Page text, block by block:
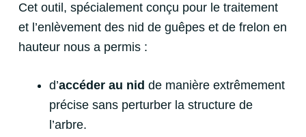
Cet outil, spécialement conçu pour le traitement
et l’enlèvement des nid de guêpes et de frelon en
hauteur nous a permis :
d’accéder au nid de manière extrêmement
précise sans perturber la structure de
l’arbre.